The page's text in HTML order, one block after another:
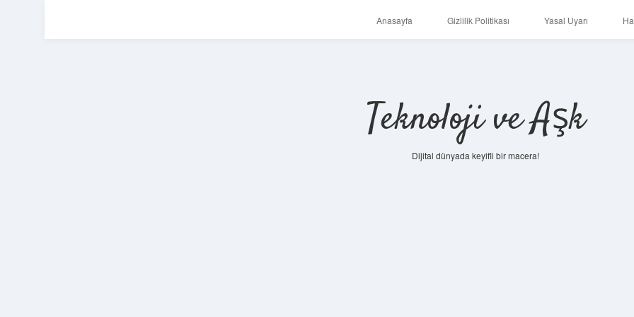
Anasayfa Gizlilik Politikası Yasal Uyarı
Teknoloji ve Aşk
Dijital dünyada keyifli bir macera!